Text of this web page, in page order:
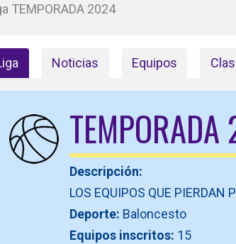
TEMPORADA 2024
Noticias Equipos
Descripción:
LOS EQUIPOS QUE PIERDAN
Deporte: Baloncesto
Equipos inscritos: 15